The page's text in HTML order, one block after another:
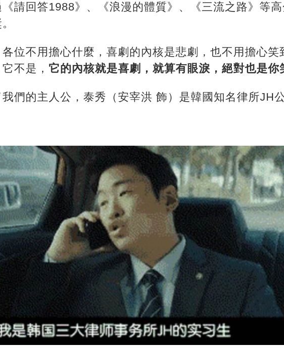
請回答1988》、《浪漫的體質》、《三流之路》等
位不用擔心什麼，喜劇的內核是悲劇，也不用擔心笑
不是， 它的內核就是喜劇，就算有眼淚，絕對也是你
我們的主人公，泰秀（安宰洪 飾）是韓國知名律所